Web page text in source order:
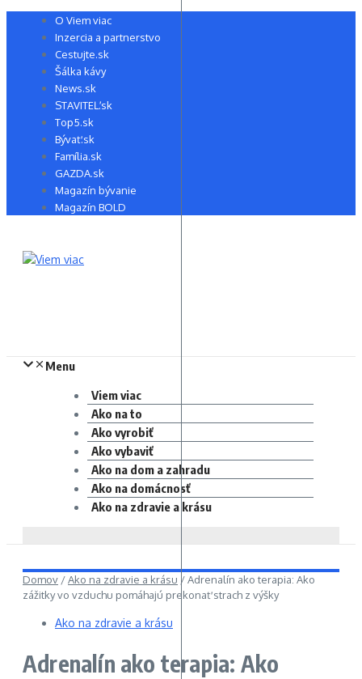
Preskočiť O Viem viac
Inzercia a partnerstvo
Cestujte.sk
Šálka kávy
News.sk
STAVITEĽ.sk
Top5.sk
Bývať.sk
Família.sk
GAZDA.sk
Magazín bývanie
Magazín BOLD
Menu
Viem viac
Ako na to
Ako vyrobiť
Ako vybaviť
Ako na dom a zahradu
Ako na domácnosť
Ako na zdravie a krásu
Domov /Ako na zdravie a krásu /Adrenalín ako terapia: Ako
zážitky vo vzduchu pomáhajú prekonať strach z výšky
Ako na zdravie a krásu
Adrenalín ako terapia: Ako